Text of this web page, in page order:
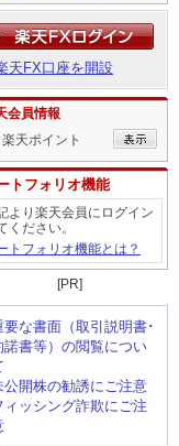
天FX口座を開設
会員情報
楽天ポイント
トフォリオ機能
より楽天会員にログイン
ください。
トフォリオ機能とは？
[PR]
要な書面（取引説明書･
諾書等）の閲覧につい
公開株の勧誘にご注意
ィッシング詐欺にご注